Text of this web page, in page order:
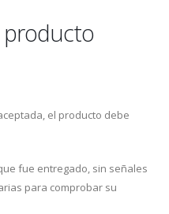
producto
el producto debe
fue entregado, sin señales
para comprobar su